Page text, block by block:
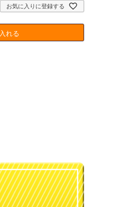
お気に入りに登録する
れる